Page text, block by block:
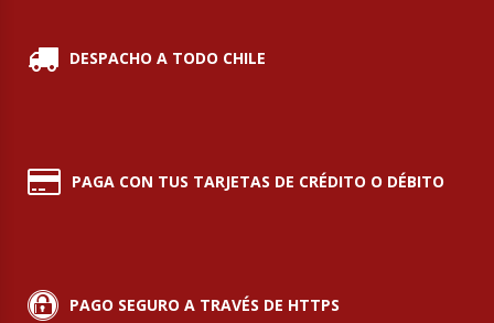
Lavafondos
Licuadoras Industriales
DESPACHO A TODO CHILE
PAGA CON TUS TARJETAS DE CRÉDITO O DÉBITO
PAGO SEGURO A TRAVÉS DE HTTPS